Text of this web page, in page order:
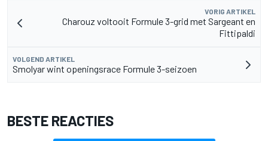
VORIG ARTIKEL
Charouz voltooit Formule 3-grid met Sargeant en
Fittipaldi
VOLGEND ARTIKEL
Smolyar wint openingsrace Formule 3-seizoen
BESTE REACTIES